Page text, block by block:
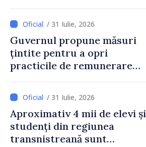
dezvoltar/ 31 Iulie, 2026
Guvernul propune măsuri
țintite pentru a opri
practicile de remunerare
/ 31 Iulie, 2026
Aproximativ 4 mii de elevi și
studenți din regiunea
transnistreană sunt